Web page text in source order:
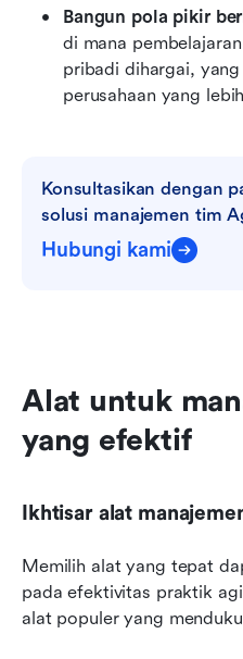
Bangun pola pikir
di mana
pribadi dihargai,
perusahaan yang
Konsultasikan dengan
solusi manajemen tim
Hubungi kami
Alat untuk
yang efektif
Ikhtisar alat
Memilih alat yang tepat
pada efektivitas praktik
alat populer yang